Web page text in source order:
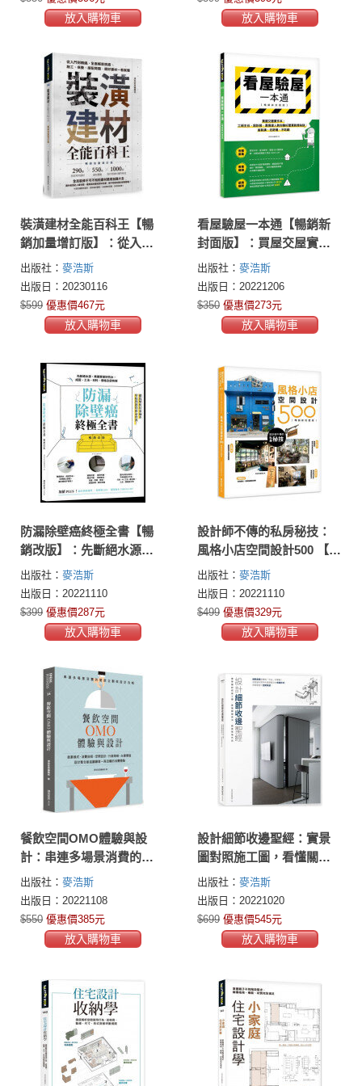
放入購物車 放入購物車
裝潢建材全能百科王【暢
銷加量增訂版】：從入門
到精通，全面解答挑選、
施工、保養、搭配問題，
選好建材一看就懂
出版社： 麥浩斯
出版日：20230116
$599 優惠價467元
放入購物車
看屋驗屋一本通【暢銷新
封面版】：買屋交屋實作
本，工班主任、設計師、
買房達人教你驗好屋買對
房秘訣，省裝潢、住舒
適、不吃虧
出版社： 麥浩斯
出版日：20221206
$350 優惠價273元
放入購物車
防漏除壁癌終極全書【暢
銷改版】：先斷絕水源，
再確實做好防水，成因、
工法、材料、價格全部有
解
出版社： 麥浩斯
出版日：20221110
$399 優惠價287元
放入購物車
設計師不傳的私房秘技：
風格小店空間設計500 【暢
銷新封面版】
出版社： 麥浩斯
出版日：20221110
$499 優惠價329元
放入購物車
餐飲空間OMO體驗與設
計：串連多場景消費的餐
飲企劃與設計攻略
出版社： 麥浩斯
出版日：20221108
$550 優惠價385元
放入購物車
設計細節收邊聖經：實景
圖對照施工圖，看懂關鍵
做法，創造質感作品
出版社： 麥浩斯
出版日：20221020
$699 優惠價545元
放入購物車